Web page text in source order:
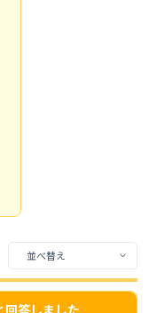
回答しました